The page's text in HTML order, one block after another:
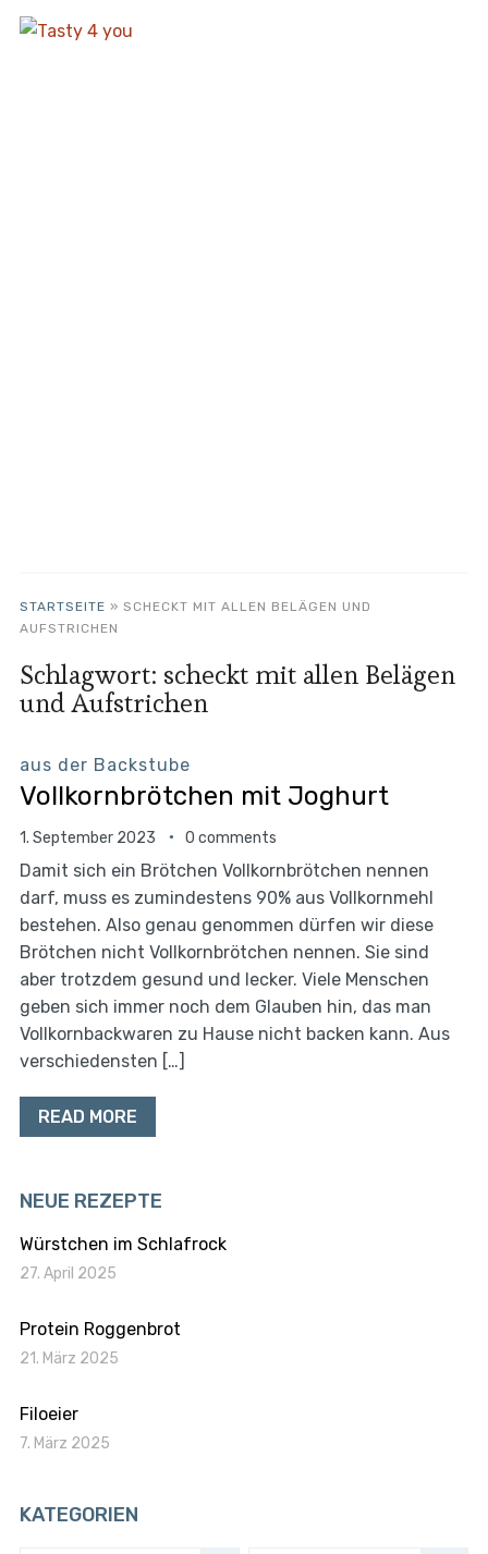
STARTSEITE » SCHECKT MIT ALLEN BELÄGEN UND
AUFSTRICHEN
Schlagwort: scheckt mit allen Belägen
und Aufstrichen
aus der Backstube
Vollkornbrötchen mit Joghurt
1. September 2023 0 comments
Damit sich ein Brötchen Vollkornbrötchen nennen
darf, muss es zumindestens 90% aus Vollkornmehl
bestehen. Also genau genommen dürfen wir diese
Brötchen nicht Vollkornbrötchen nennen. Sie sind
aber trotzdem gesund und lecker. Viele Menschen
geben sich immer noch dem Glauben hin, das man
Vollkornbackwaren zu Hause nicht backen kann. Aus
verschiedensten […]
READ MORE
NEUE REZEPTE
Würstchen im Schlafrock
27. April 2025
Protein Roggenbrot
21. März 2025
Filoeier
7. März 2025
KATEGORIEN